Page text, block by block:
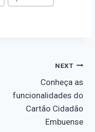
NEXT
Conheça as
funcionalidades do
Cartão Cidadão
Embuense